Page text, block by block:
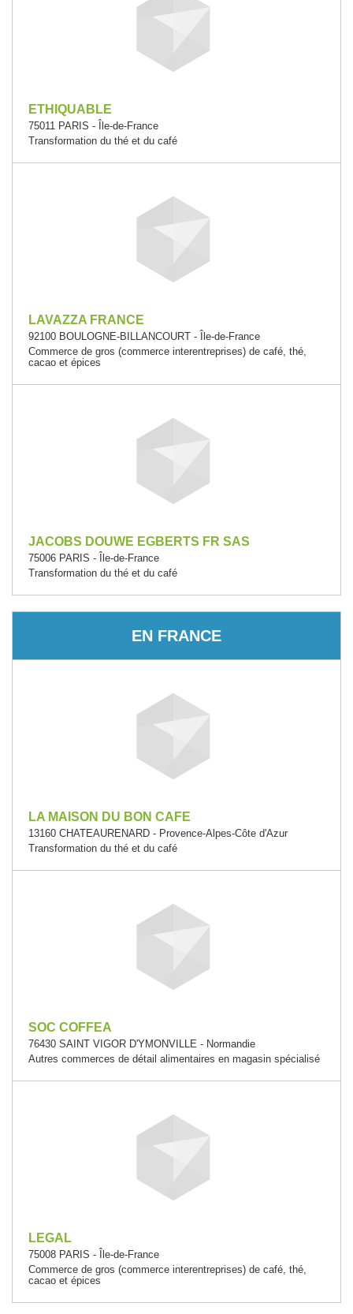
ETHIQUABLE
75011 PARIS - Île-de-France
Transformation du thé et du café
LAVAZZA FRANCE
92100 BOULOGNE-BILLANCOURT - Île-de-France
Commerce de gros (commerce interentreprises) de café, thé,
cacao et épices
JACOBS DOUWE EGBERTS FR SAS
75006 PARIS - Île-de-France
Transformation du thé et du café
EN FRANCE
LA MAISON DU BON CAFE
13160 CHATEAURENARD - Provence-Alpes-Côte d'Azur
Transformation du thé et du café
SOC COFFEA
76430 SAINT VIGOR D'YMONVILLE - Normandie
Autres commerces de détail alimentaires en magasin spécialisé
LEGAL
75008 PARIS - Île-de-France
Commerce de gros (commerce interentreprises) de café, thé,
cacao et épices